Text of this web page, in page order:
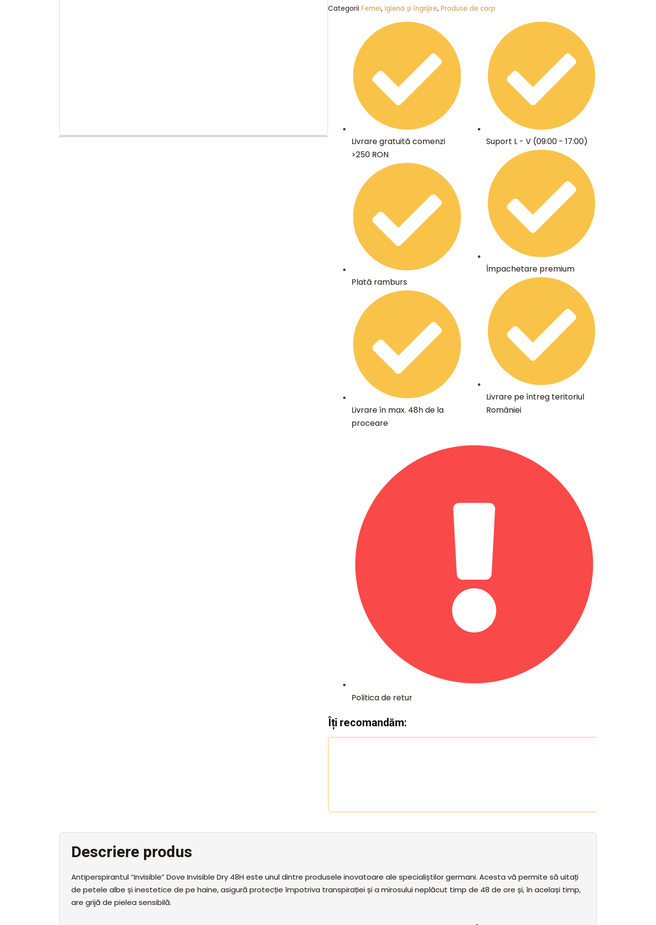
Categorii Femei, Igienă și îngrijire, Produse de corp
Livrare gratuită comenzi
>250 RON
Plată ramburs
Livrare în max. 48h de la
proceare
Suport L - V (09:00 - 17:00)
Împachetare premium
Livrare pe întreg teritoriul
României
Politica de retur
Îți recomandăm:
Descriere produs
Antiperspirantul “Invisible” Dove Invisible Dry 48H este unul dintre produsele inovatoare ale specialiștilor germani. Acesta vă permite să uitați
de petele albe și inestetice de pe haine, asigură protecție împotriva transpirației și a mirosului neplăcut timp de 48 de ore și, în același timp,
are grijă de pielea sensibilă.